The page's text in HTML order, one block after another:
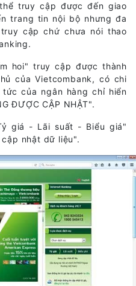
truy cập được đến giao
trang tin nội bộ nhưng đa
cập chứ chưa nói thao
hoi" truy cập được thành
của Vietcombank, có chi
của ngân hàng chỉ hiển
ĐƯỢC CẬP NHẬT".
giá - Lãi suất - Biểu giá"
nhật dữ liệu".